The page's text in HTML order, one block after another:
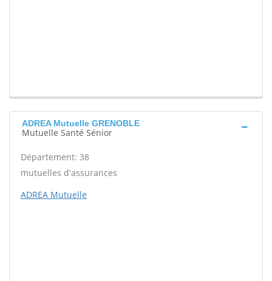
ADREA Mutuelle GRENOBLE
Mutuelle Santé Sénior
Département: 38
mutuelles d'assurances
ADREA Mutuelle